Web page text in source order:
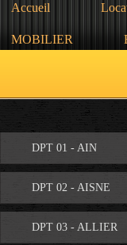
Accueil
MOBILIER
DPT 01 - AIN
DPT 02 - AISNE
DPT 03 - ALLIER